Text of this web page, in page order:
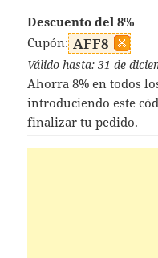
Descuento del 8%
Cupón: AFF8
Válido hasta: 31 de
Ahorra 8% en todos
introduciendo este
finalizar tu pedido.